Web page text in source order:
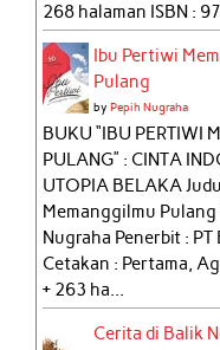
268 halaman ISBN :
Ibu Pertiwi
Pulang
byPepih Nugraha
BUKU “IBU PERTIWI
PULANG” : CINTA
UTOPIA BELAKA
Memanggilmu Pulang
Nugraha Penerbit :
Cetakan : Pertama,
+ 263 ha...
Cerita di Balik